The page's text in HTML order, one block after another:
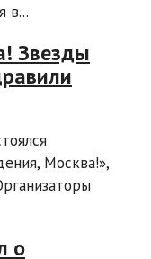
в...
Звезды
Москва!»,
о